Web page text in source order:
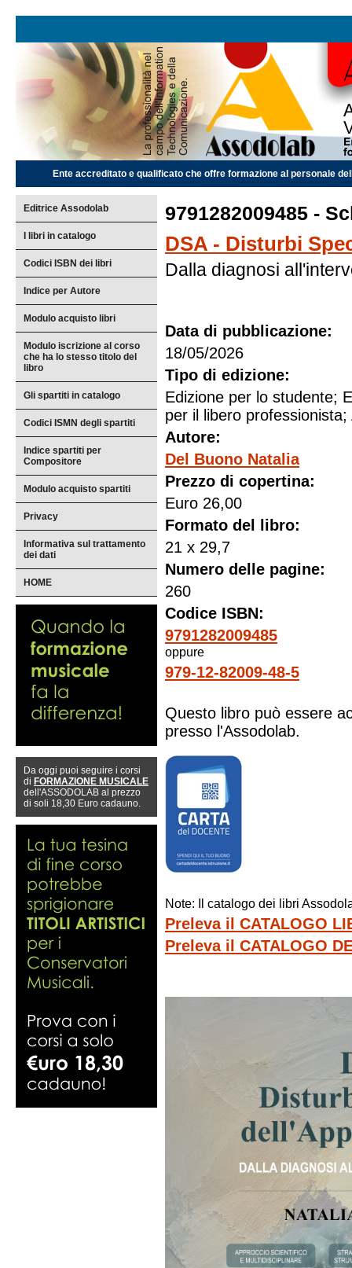
Ente accreditato e qualificato che offre formazione al personale
Editrice Assodolab
I libri in catalogo
Codici ISBN dei libri
Indice per Autore
Modulo acquisto libri
Modulo iscrizione al corso
che ha lo stesso titolo del
libro
Gli spartiti in catalogo
Codici ISMN degli spartiti
Indice spartiti per
Compositore
Modulo acquisto spartiti
Privacy
Informativa sul trattamento
dei dati
HOME
Da oggi puoi seguire i corsi
di FORMAZIONE MUSICALE
dell'ASSODOLAB al prezzo
di soli 18,30 Euro cadauno.
9791282009485 -
DSA - Disturbi
Dalla diagnosi
Data di pubblicazione:
18/05/2026
Tipo di edizione:
Edizione per lo studente;
per il libero professionista;
Autore:
Del Buono Natalia
Prezzo di copertina:
Euro 26,00
Formato del libro:
21 x 29,7
Numero delle pagine:
260
Codice ISBN:
9791282009485
oppure
979-12-82009-48-5
Questo libro può essere
presso l'Assodolab.
Note: Il catalogo dei libri
Preleva il CATALOGO
Preleva il CATALOGO